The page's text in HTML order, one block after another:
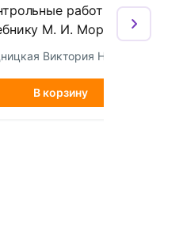
работы к
М. И. Моро и
2
В корзину